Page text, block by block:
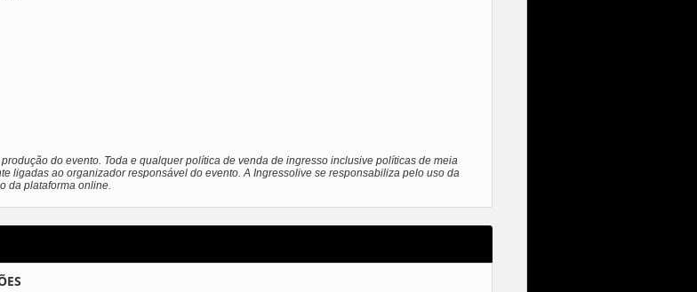
do evento. Toda e qualquer política de venda de ingresso inclusive políticas de meia
ligadas ao organizador responsável do evento. A Ingressolive se responsabiliza pelo uso da
da plataforma online.